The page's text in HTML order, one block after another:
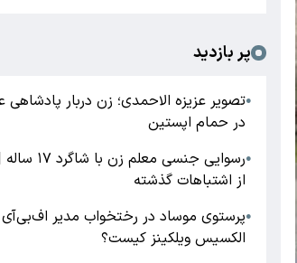
پر بازدید
●تصویر عزیزه الاحمدی؛ زن دربار پادشاهی
در حمام اپستین
●
رسوایی جنسی
از اشتباهات گذشته
●پرستوی موساد در رختخواب مدیر
الکسیس ویلکینز کیست؟